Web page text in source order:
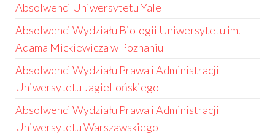
Absolwenci Uniwersytetu Yale
Absolwenci Wydziału Biologii Uniwersytetu im.
Adama Mickiewicza w Poznaniu
Absolwenci Wydziału Prawa i Administracji
Uniwersytetu Jagiellońskiego
Absolwenci Wydziału Prawa i Administracji
Uniwersytetu Warszawskiego